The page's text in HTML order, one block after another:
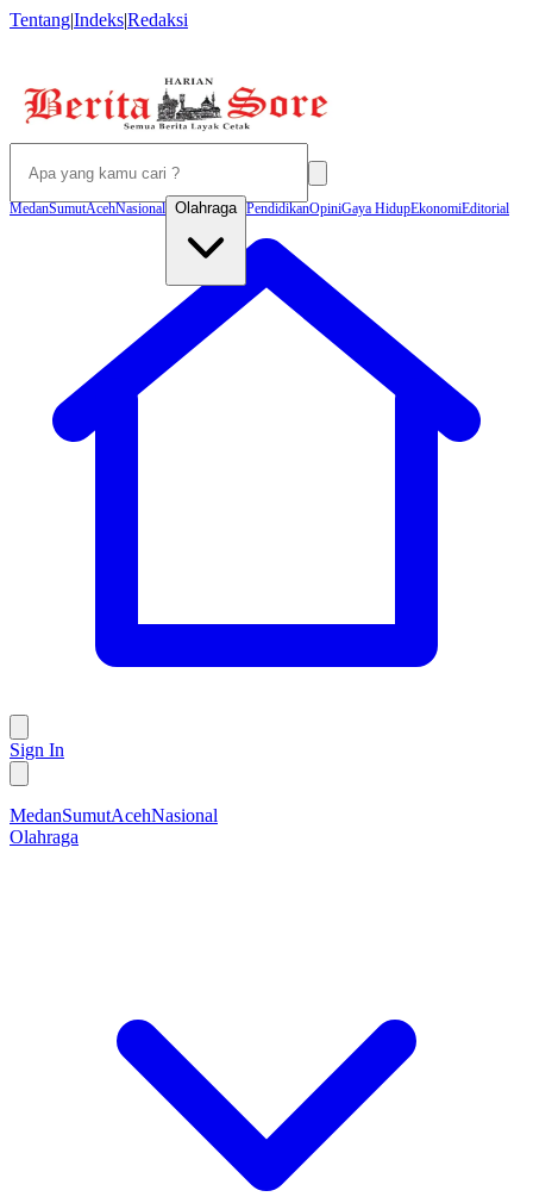
Tentang|Indeks|Redaksi
MedanSumutAcehNasional Olahraga PendidikanOpiniGaya HidupEkonomiEditorial
Sign In
MedanSumutAcehNasional
Olahraga